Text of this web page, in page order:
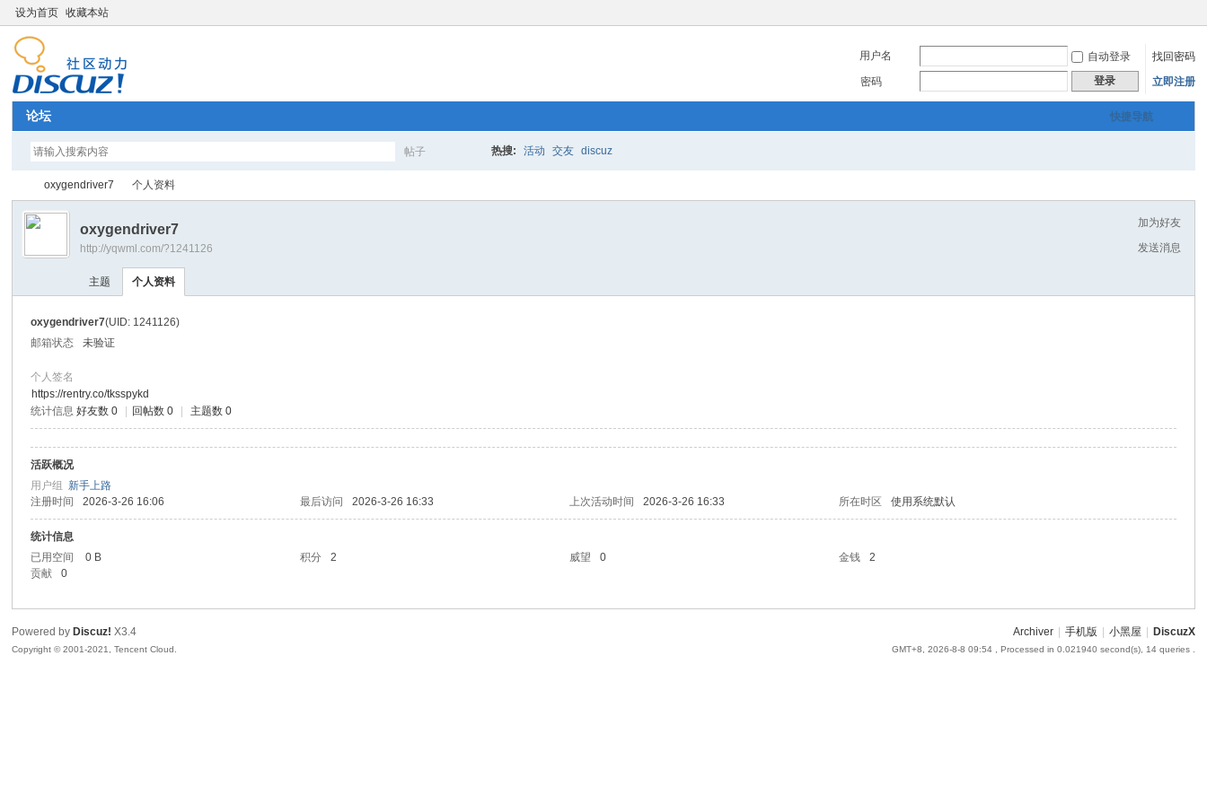
设为首页 收藏本站
用户名 自动登录
找回密码
密码
登录 立即注册
快捷导航
论坛
帖子 热搜: 活动 交友 discuz
›
oxygendriver7 个人资料
加为好友
发送消息
oxygendriver7
http://yqwml.com/?1241126
主题 个人资料
oxygendriver7(UID: 1241126)
邮箱状态
未验证
个人签名
https://rentry.co/tksspykd
统计信息 好友数 0 回帖数 0 主题数 0
活跃概况
用户组新手上路
注册时间
2026-3-26 16:06 最后访问 2026-3-26 16:33 上次活动时间 2026-3-26 16:33 所在时区 使用系统默认
统计信息
已用空间
0 B 积分 2 威望 0 金钱
2
贡献
0
Archiver 手机版 小黑屋 DiscuzX
GMT+8, 2026-8-8 09:54, Processed in 0.021940 second(s), 14 queries .
Powered by Discuz! X3.4
Copyright © 2001-2021, Tencent Cloud.